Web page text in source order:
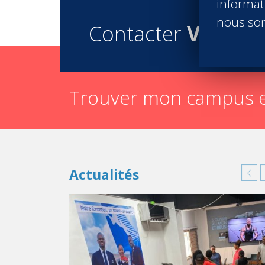
Contacter Vatel
Trouver mon campus
Actualités
nous